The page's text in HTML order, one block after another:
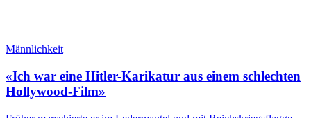
Männlichkeit
«Ich war eine Hitler-Karikatur aus einem schlechten
Hollywood-Film»